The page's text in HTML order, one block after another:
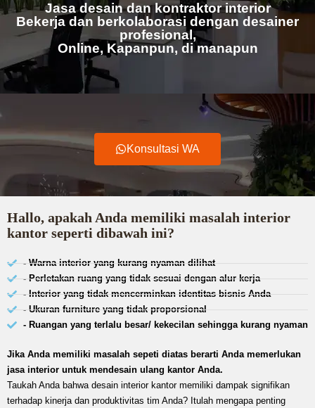
Jasa desain dan kontraktor interior
Bekerja dan berkolaborasi dengan desainer
profesional,
Online, Kapanpun, di manapun
Konsultasi WA
Hallo, apakah Anda memiliki masalah interior
kantor seperti dibawah ini?
- Warna interior yang kurang nyaman dilihat
- Perletakan ruang yang tidak sesuai dengan alur kerja
- Interior yang tidak mencerminkan identitas bisnis Anda
- Ukuran furniture yang tidak proporsional
- Ruangan yang terlalu besar/ kekecilan sehingga kurang nyaman
Jika Anda memiliki masalah sepeti diatas berarti Anda memerlukan
jasa interior untuk mendesain ulang kantor Anda.
Taukah Anda bahwa desain interior kantor memiliki dampak signifikan
terhadap kinerja dan produktivitas tim Anda? Itulah mengapa penting